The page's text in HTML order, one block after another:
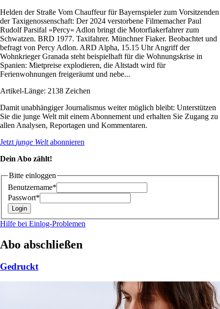
Helden der Straße Vom Chauffeur für Bayernspieler zum Vorsitzenden
der Taxigenossenschaft: Der 2024 verstorbene Filmemacher Paul
Rudolf Parsifal »Percy« Adlon bringt die Motorfiakerfahrer zum
Schwatzen. BRD 1977. Taxifahrer. Münchner Fiaker. Beobachtet und
befragt von Percy Adlon. ARD Alpha, 15.15 Uhr Angriff der
Wohnkrieger Granada steht beispielhaft für die Wohnungskrise in
Spanien: Mietpreise explodieren, die Altstadt wird für
Ferienwohnungen freigeräumt und nebe...
Artikel-Länge: 2138 Zeichen
Damit unabhängiger Journalismus weiter möglich bleibt: Unterstützen
Sie die junge Welt mit einem Abonnement und erhalten Sie Zugang zu
allen Analysen, Reportagen und Kommentaren.
Jetzt junge Weltabonnieren
Dein Abo zählt!
Bitte einloggen
Benutzername*
Passwort*
Hilfe bei Einlog-Problemen
Abo abschließen
Gedruckt